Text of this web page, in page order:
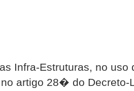
Infra-Estruturas, no
artigo 28� do